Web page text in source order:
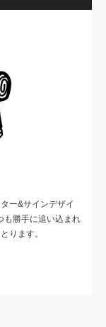
ー&サインデザイ
も勝手に追い込まれ
ります。